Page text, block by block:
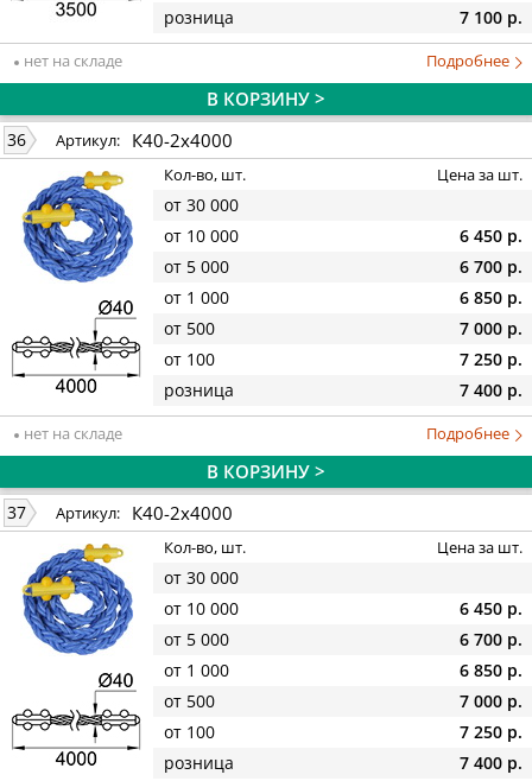
розница
7 100 р.
нет на складе Подробнее
В КОРЗИНУ >
36 Артикул: К40-2х4000
Кол-во, шт. Цена за шт.
от 30 000
от 10 000
6 450 р.
от 5 000
6 700 р.
от 1 000
6 850 р.
от 500
7 000 р.
от 100
7 250 р.
розница
7 400 р.
нет на складе Подробнее
В КОРЗИНУ >
37 Артикул: К40-2х4000
Кол-во, шт. Цена за шт.
от 30 000
от 10 000
6 450 р.
от 5 000
6 700 р.
от 1 000
6 850 р.
от 500
7 000 р.
от 100
7 250 р.
розница
7 400 р.